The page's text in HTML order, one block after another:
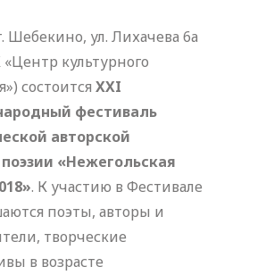
Шебекино, ул. Лихачева 6а
культурного
состоится XXI
фестиваль
авторской
«Нежегольская
. К участию в Фестивале
поэты, авторы и
творческие
в возрасте